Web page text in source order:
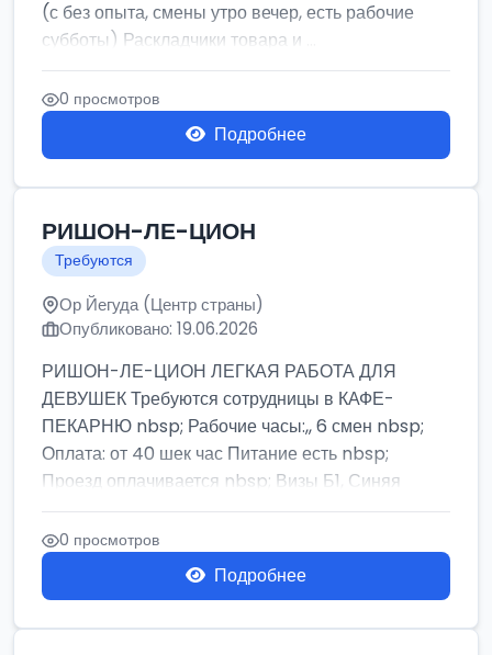
(с без опыта, смены утро вечер, есть рабочие
субботы) Раскладчики товара и ...
0 просмотров
Подробнее
РИШОН-ЛЕ-ЦИОН
Требуются
Ор Йегуда (Центр страны)
Опубликовано: 19.06.2026
РИШОН-ЛЕ-ЦИОН ЛЕГКАЯ РАБОТА ДЛЯ
ДЕВУШЕК Требуются сотрудницы в КАФЕ-
ПЕКАРНЮ nbsp; Рабочие часы:,, 6 смен nbsp;
Оплата: от 40 шек час Питание есть nbsp;
Проезд оплачивается nbsp; Визы Б1, Синяя
бумага,...
0 просмотров
Подробнее